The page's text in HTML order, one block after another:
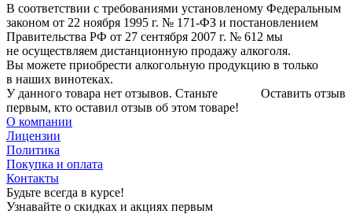
В соответствии с требованиями установленому Федеральным
законом от 22 ноября 1995 г. № 171-ФЗ и постановлением
Правительства РФ от 27 сентября 2007 г. № 612 мы
не осуществляем дистанционную продажу алкоголя.
Вы можете приобрести алкогольную продукцию в только
в наших винотеках.
Оставить отзыв
У данного товара нет отзывов. Станьте
первым, кто оставил отзыв об этом товаре!
О компании
Лицензии
Политика
Покупка и оплата
Контакты
Будьте всегда в курсе!
Узнавайте о скидках и акциях первым